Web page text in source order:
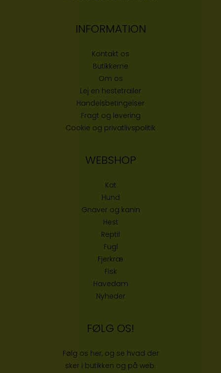
INFORMATION
Kontakt os
Butikkerne
Om os
Lej en hestetrailer
Handelsbetingelser
Fragt og levering
Cookie og privatlivspolitik
WEBSHOP
Kat
Hund
Gnaver og kanin
Hest
Reptil
Fugl
Fjerkræ
Fisk
Havedam
Nyheder
FØLG OS!
Følg os her, og se hvad der
sker i butikken og på web: